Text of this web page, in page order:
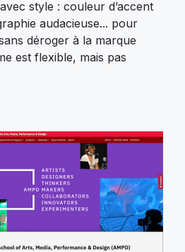
style : couleur d’accent
audacieuse... pour
déroger à la marque
est flexible, mais pas